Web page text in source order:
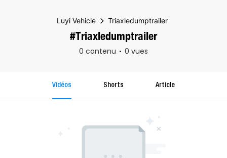
Luyi Vehicle Triaxledumptrailer
#Triaxledumptrailer
0 contenu 0 vues
Vidéos Shorts Article